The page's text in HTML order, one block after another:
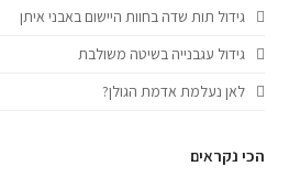
גידול תות שדה בחוות היישום באבני איתן
גידול עגבנייה בשיטה משולבת
לאן נעלמת אדמת הגולן?
הכי נקראים